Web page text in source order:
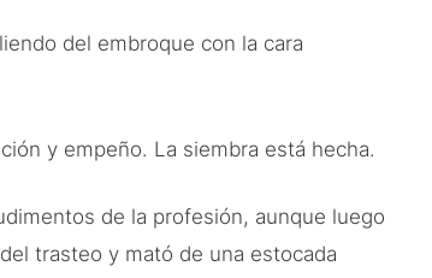
del embroque con la cara
y empeño. La siembra está hecha.
de la profesión, aunque luego
trasteo y mató de una estocada